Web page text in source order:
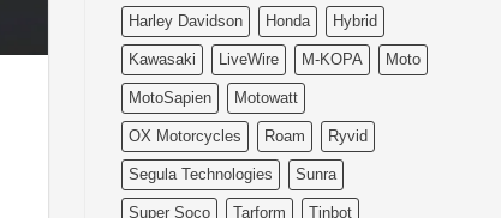
Harley Davidson Honda Hybrid
Kawasaki LiveWire M-KOPA Moto
MotoSapien Motowatt
OX Motorcycles Roam Ryvid
Segula Technologies Sunra
Super Soco Tarform Tinbot